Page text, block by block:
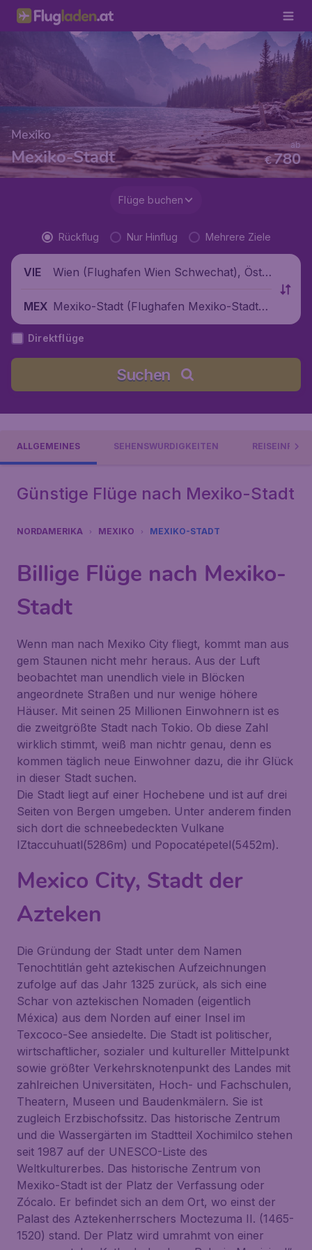
Mexiko
Mexiko-Stadt €780
ab
Flüge buchen
Rückflug Nur Hinflug Mehrere Ziele
VIE
Wien (Flughafen Wien Schwechat), Öste
MEX Mexiko-Stadt (Flughafen Mexiko-Stadt),
Mexiko
Direktflüge
Suchen
ALLGEMEINES SEHENSWÜRDIGKEITEN
Günstige Flüge nach Mexiko-Stadt
NORDAMERIKA MEXIKO MEXIKO-STADT
Billige Flüge nach Mexiko-
Stadt
Wenn man nach Mexiko City fliegt, kommt man aus
gem Staunen nicht mehr heraus. Aus der Luft
beobachtet man unendlich viele in Blöcken
angeordnete Straßen und nur wenige höhere
Häuser. Mit seinen 25 Millionen Einwohnern ist es
die zweitgrößte Stadt nach Tokio. Ob diese Zahl
wirklich stimmt, weiß man nichtr genau, denn es
kommen täglich neue Einwohner dazu, die ihr Glück
in dieser Stadt suchen.
Die Stadt liegt auf einer Hochebene und ist auf drei
Seiten von Bergen umgeben. Unter anderem finden
sich dort die schneebedeckten Vulkane
IZtaccuhuatl(5286m) und Popocatépetel(5452m).
Mexico City, Stadt der
Azteken
Die Gründung der Stadt unter dem Namen
Tenochtitlán geht aztekischen Aufzeichnungen
zufolge auf das Jahr 1325 zurück, als sich eine
Schar von aztekischen Nomaden (eigentlich
Méxica) aus dem Norden auf einer Insel im
Texcoco-See ansiedelte. Die Stadt ist politischer,
wirtschaftlicher, sozialer und kultureller Mittelpunkt
sowie größter Verkehrsknotenpunkt des Landes mit
zahlreichen Universitäten, Hoch- und Fachschulen,
Theatern, Museen und Baudenkmälern. Sie ist
zugleich Erzbischofssitz. Das historische Zentrum
und die Wassergärten im Stadtteil Xochimilco stehen
seit 1987 auf der UNESCO-Liste des
Weltkulturerbes. Das historische Zentrum von
Mexiko-Stadt ist der Platz der Verfassung oder
Zócalo. Er befindet sich an dem Ort, wo einst der
Palast des Aztekenherrschers Moctezuma II. (1465-
1520) stand. Der Platz wird umrahmt von einer